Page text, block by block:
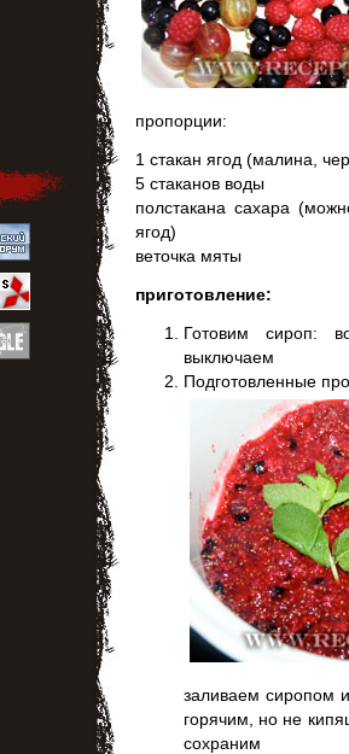
пропорции:
1 стакан ягод (малина,
5 стаканов воды
полстакана сахара
ягод)
веточка мяты
приготовление:
Готовим сироп:
выключаем
Подготовленные
заливаем сиропом
горячим, но не
сохраним